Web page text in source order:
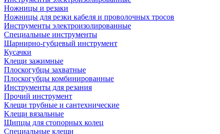
Ножницы и резаки
Ножницы для резки кабеля и проволочных тросов
Инструменты электроизолированные
Специальные инструменты
Шарнирно-губцевый инструмент
Кусачки
Клещи зажимные
Плоскогубцы захватные
Плоскогубцы комбинированные
Инструменты для резания
Прочий инструмент
Клещи трубные и сантехнические
Kлещи вязальные
Щипцы для стопорных колец
Специальные клещи